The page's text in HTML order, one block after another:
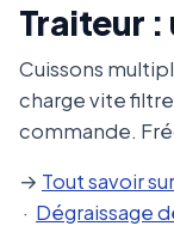
Traiteur
Cuissons
charge vite
commande.
→ Tout savoir
· Dégraissage